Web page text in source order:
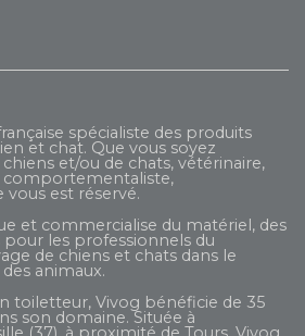
spécialiste des produits
et chat. Que vous soyez
et/ou de chats, vétérinaire,
comportementaliste,
vous est réservé.
et commercialise du matériel, des
les professionnels du
de chiens et chats dans le
animaux.
toiletteur, Vivog bénéficie de 35
son domaine. Située à